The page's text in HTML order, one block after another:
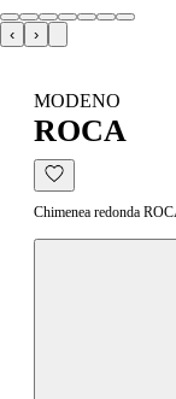
‹ ›
MODENO
ROCA
Chimenea redonda